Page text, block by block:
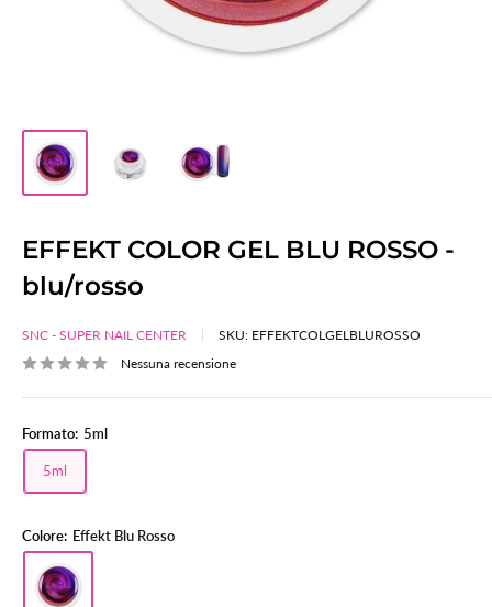
EFFEKT COLOR GEL BLU ROSSO -
blu/rosso
SNC - SUPER NAIL CENTER SKU: EFFEKTCOLGELBLUROSSO
Nessuna recensione
Formato: 5ml
5ml
Colore: Effekt Blu Rosso